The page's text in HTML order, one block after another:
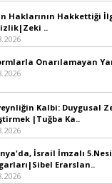
Haklarının Hakkettiği
..
Onarılamayan
Kalbi: Duygusal
|Tuğba Ka..
İsrail İmzalı
Erarslan..